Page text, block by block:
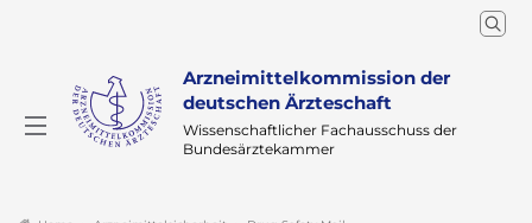
Arzneimittelkommission der
deutschen Ärzteschaft
Wissenschaftlicher Fachausschuss der
Bundesärztekammer